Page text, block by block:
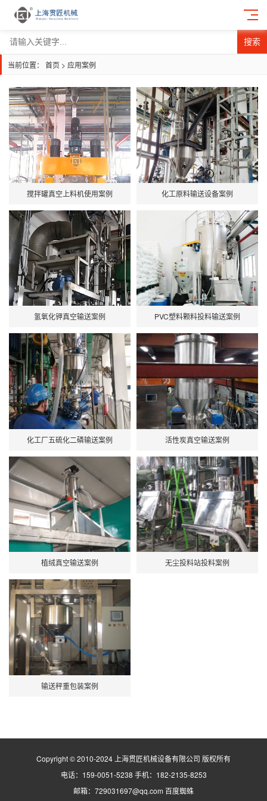
搜索
当前位置： 首页 > 应用案例
搅拌罐真空上料机使用案例 化工原料输送设备案例
氢氧化钾真空输送案例 PVC塑料颗料投料输送案例
化工厂五硫化二磷输送案例 活性炭真空输送案例
植绒真空输送案例 无尘投料站投料案例
输送秤重包装案例
Copyright © 2010-2024 上海贯匠机械设备有限公司 版权所有
电话：159-0051-5238 手机：182-2135-8253
邮箱：729031697@qq.com 百度蜘蛛